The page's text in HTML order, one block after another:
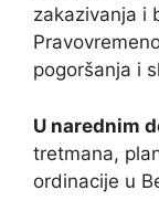
zakazivanja i
pogoršanja i
U narednim
tretmana,
ordinacije u